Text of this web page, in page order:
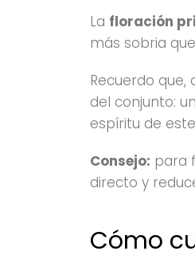
La floración
más sobria
Recuerdo
del conjunto:
espíritu de
Consejo: para
directo y
Cómo